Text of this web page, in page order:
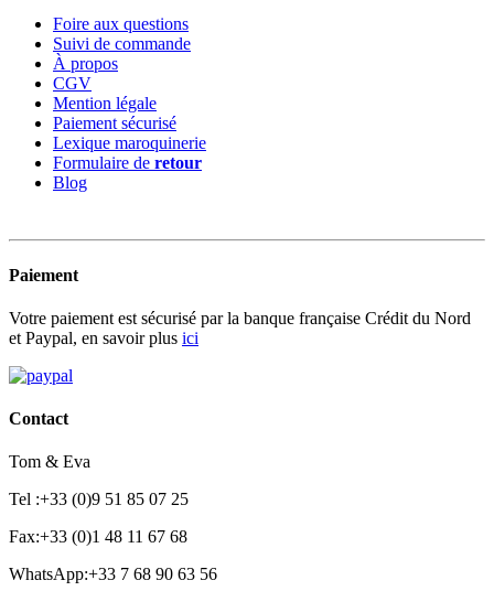
Foire aux questions
Suivi de commande
À propos
CGV
Mention légale
Paiement sécurisé
Lexique maroquinerie
Formulaire de retour
Blog
Paiement
Votre paiement est sécurisé par la banque française Crédit du Nord
et Paypal, en savoir plus ici
Contact
Tom & Eva
Tel :+33 (0)9 51 85 07 25
Fax:+33 (0)1 48 11 67 68
WhatsApp:+33 7 68 90 63 56